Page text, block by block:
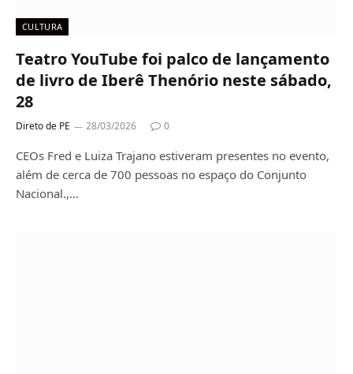
CULTURA
Teatro YouTube foi palco de lançamento
de livro de Iberê Thenório neste sábado,
28
Direto de PE 28/03/2026 0
CEOs Fred e Luiza Trajano estiveram presentes no evento,
além de cerca de 700 pessoas no espaço do Conjunto
Nacional.,…